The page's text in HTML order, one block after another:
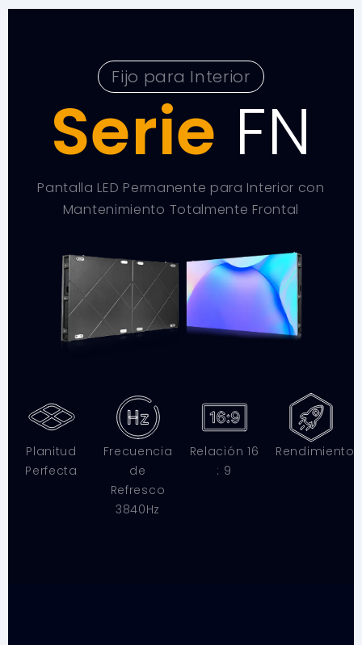
Fijo para Interior
Serie FN
Pantalla LED Permanente para Interior con
Mantenimiento Totalmente Frontal
Planitud
Perfecta
Frecuencia
de
Refresco
3840Hz
Relación 16
: 9
Rendimiento